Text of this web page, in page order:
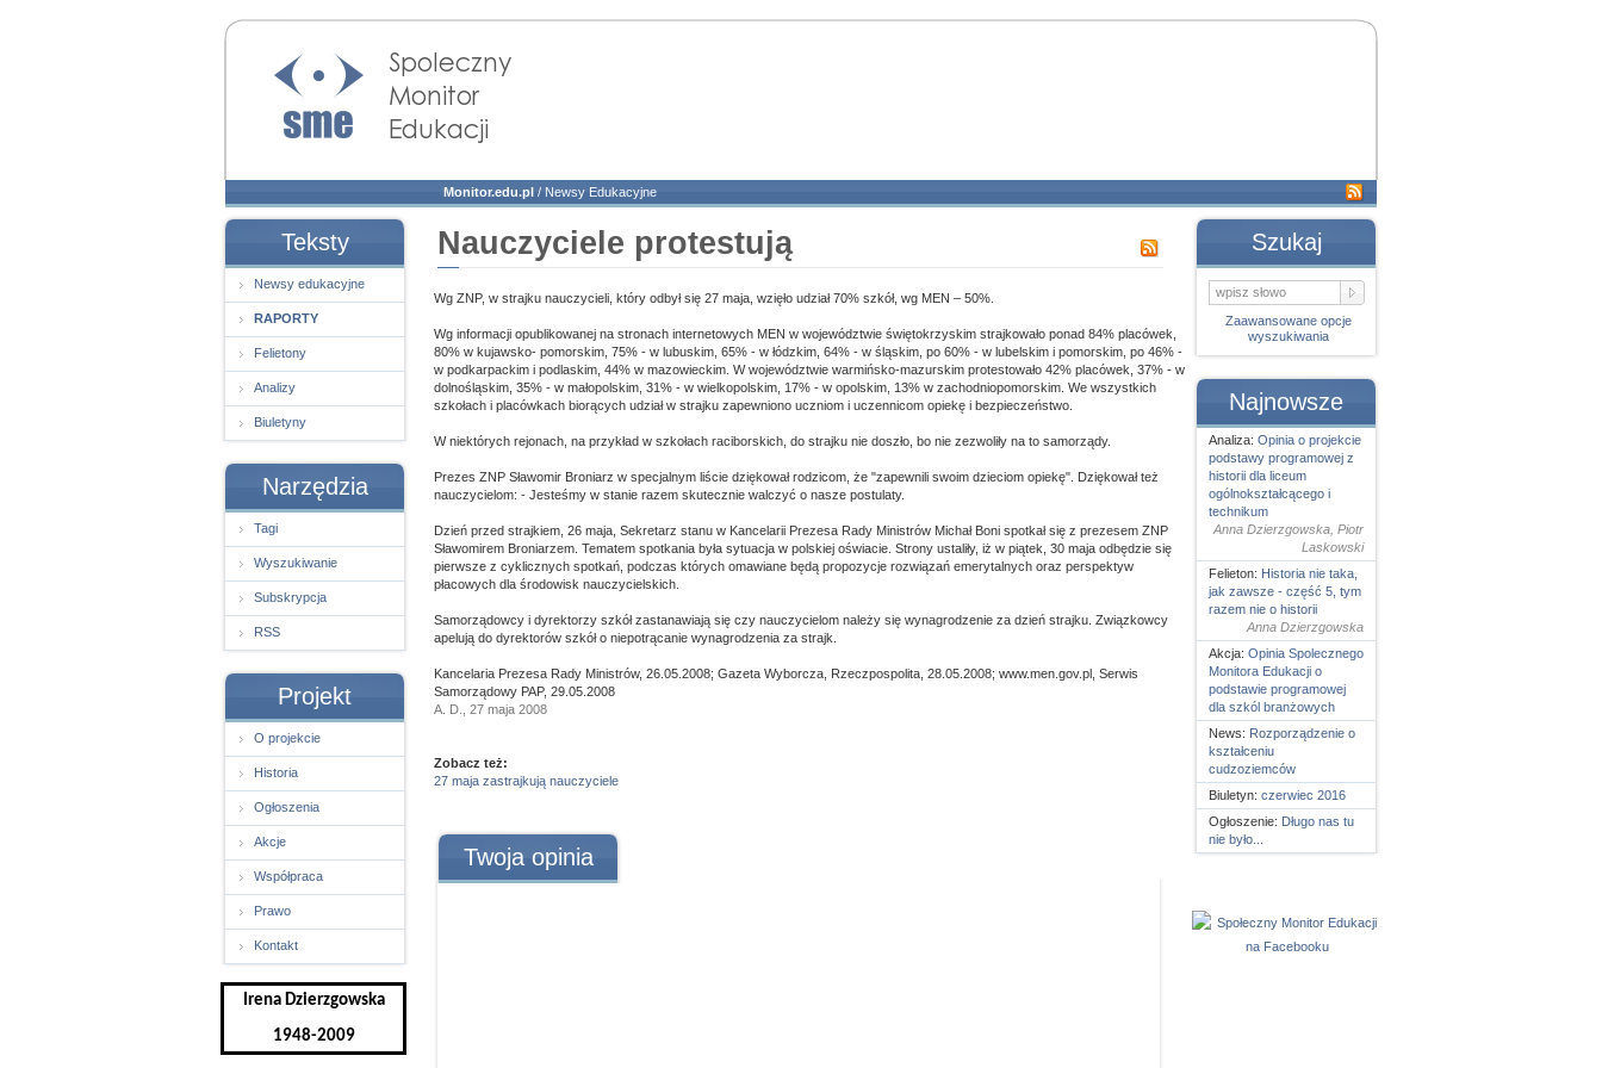
Społeczny Monitor
Edukacji
Monitor.edu.pl / Newsy Edukacyjne
Teksty
Newsy edukacyjne
RAPORTY
Felietony
Analizy
Biuletyny
Narzędzia
Tagi
Wyszukiwanie
Subskrypcja
RSS
Projekt
O projekcie
Historia
Ogłoszenia
Akcje
Współpraca
Prawo
Kontakt
Irena Dzierzgowska
1948-2009
Nauczyciele protestują
Wg ZNP, w strajku nauczycieli, który odbył się 27 maja, wzięło udział 70% szkół, wg MEN – 50%.
Wg informacji opublikowanej na stronach internetowych MEN w województwie świętokrzyskim strajkowało ponad 84% placówek,
80% w kujawsko- pomorskim, 75% - w lubuskim, 65% - w łódzkim, 64% - w śląskim, po 60% - w lubelskim i pomorskim, po 46% -
w podkarpackim i podlaskim, 44% w mazowieckim. W województwie warmińsko-mazurskim protestowało 42% placówek, 37% - w
dolnośląskim, 35% - w małopolskim, 31% - w wielkopolskim, 17% - w opolskim, 13% w zachodniopomorskim. We wszystkich
szkołach i placówkach biorących udział w strajku zapewniono uczniom i uczennicom opiekę i bezpieczeństwo.
W niektórych rejonach, na przykład w szkołach raciborskich, do strajku nie doszło, bo nie zezwoliły na to samorządy.
Prezes ZNP Sławomir Broniarz w specjalnym liście dziękował rodzicom, że "zapewnili swoim dzieciom opiekę". Dziękował też
nauczycielom: - Jesteśmy w stanie razem skutecznie walczyć o nasze postulaty.
Dzień przed strajkiem, 26 maja, Sekretarz stanu w Kancelarii Prezesa Rady Ministrów Michał Boni spotkał się z prezesem ZNP
Sławomirem Broniarzem. Tematem spotkania była sytuacja w polskiej oświacie. Strony ustaliły, iż w piątek, 30 maja odbędzie się
pierwsze z cyklicznych spotkań, podczas których omawiane będą propozycje rozwiązań emerytalnych oraz perspektyw
płacowych dla środowisk nauczycielskich.
Samorządowcy i dyrektorzy szkół zastanawiają się czy nauczycielom należy się wynagrodzenie za dzień strajku. Związkowcy
apelują do dyrektorów szkół o niepotrącanie wynagrodzenia za strajk.
Kancelaria Prezesa Rady Ministrów, 26.05.2008; Gazeta Wyborcza, Rzeczpospolita, 28.05.2008; www.men.gov.pl, Serwis
Samorządowy PAP, 29.05.2008
A. D., 27 maja 2008
Zobacz też:
27 maja zastrajkują nauczyciele
Twoja opinia
Szukaj
Zaawansowane opcje
wyszukiwania
Najnowsze
Analiza: Opinia o projekcie
podstawy programowej z
historii dla liceum
ogólnokształcącego i
technikum
Anna Dzierzgowska, Piotr
Laskowski
Felieton: Historia nie taka,
jak zawsze - część 5, tym
razem nie o historii
Anna Dzierzgowska
Akcja: Opinia Spolecznego
Monitora Edukacji o
podstawie programowej
dla szkól branżowych
News: Rozporządzenie o
kształceniu
cudzoziemców
Biuletyn: czerwiec 2016
Ogłoszenie: Długo nas tu
nie było...